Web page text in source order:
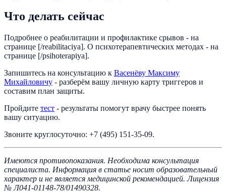
Что делать сейчас
Подробнее о реабилитации и профилактике срывов - на
странице [/reabilitaciya]. О психотерапевтических методах - на
странице [/psihoterapiya].
Запишитесь на консультацию к Васенёву Максиму
Михайловичу - разберём вашу личную карту триггеров и
составим план защиты.
Пройдите тест - результаты помогут врачу быстрее понять
вашу ситуацию.
Звоните круглосуточно: +7 (495) 151-35-09.
Имеются противопоказания. Необходима консультация
специалиста. Информация в статье носит образовательный
характер и не является медицинской рекомендацией. Лицензия
№ Л041-01148-78/01490328.